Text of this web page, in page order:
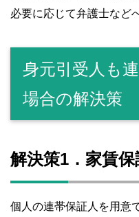
必要に応じて弁護士など
身元引受人も
場合の解決策
解決策1．家賃
個人の連帯保証人を用意